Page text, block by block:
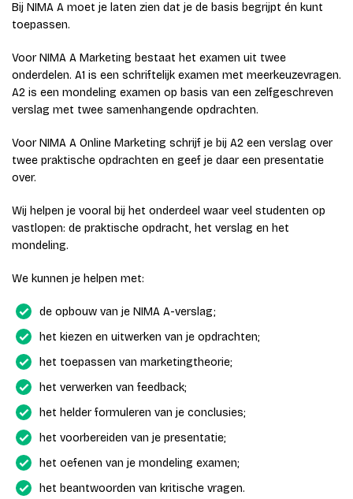
Bij NIMA A moet je laten zien dat je de basis begrijpt én kunt
toepassen.
Voor NIMA A Marketing bestaat het examen uit twee
onderdelen. A1 is een schriftelijk examen met meerkeuzevragen.
A2 is een mondeling examen op basis van een zelfgeschreven
verslag met twee samenhangende opdrachten.
Voor NIMA A Online Marketing schrijf je bij A2 een verslag over
twee praktische opdrachten en geef je daar een presentatie
over.
Wij helpen je vooral bij het onderdeel waar veel studenten op
vastlopen: de praktische opdracht, het verslag en het
mondeling.
We kunnen je helpen met:
de opbouw van je NIMA A-verslag;
het kiezen en uitwerken van je opdrachten;
het toepassen van marketingtheorie;
het verwerken van feedback;
het helder formuleren van je conclusies;
het voorbereiden van je presentatie;
het oefenen van je mondeling examen;
het beantwoorden van kritische vragen.